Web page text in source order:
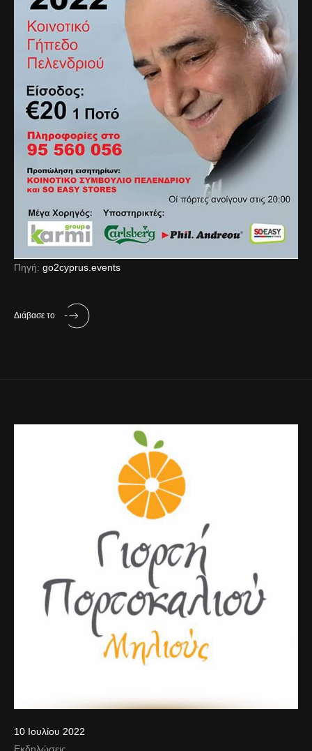
Πηγή: go2cyprus.events
Διάβασε το
10 Ιουλίου 2022
Εκδηλώσεις